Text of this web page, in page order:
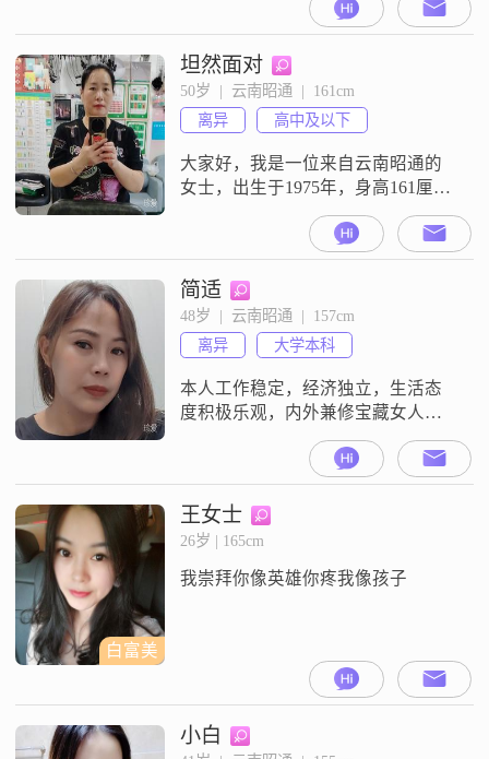
收入在3001到5000元之间。虽然我
的学历是中专，但我一直保持着学
习的热情，不断提升自己。在生活
中，我性格乐观积极，善解人意，
总是能够理解和关心他人的感受。
我独立自信，真诚可靠，对待朋友
和家人都非常真心。我喜欢精致的
生活方
坦然面对
50岁  |  云南昭通  |  161cm
离异
高中及以下
大家好，我是一位来自云南昭通的
女士，出生于1975年，身高161厘米
##3002##我的收入在3000元以下，
目前从事一份稳定的工作##3002##
虽然我的学历是高中及以下，但我
一直保持着学习的热情，努力提升
自己的能力##3002##我性格温柔体
贴，善解人意，总是愿意倾听他人
的心声##3002##我开朗爱笑，随和
易相处
简适
48岁  |  云南昭通  |  157cm
离异
大学本科
本人工作稳定，经济独立，生活态
度积极乐观，内外兼修宝藏女人一
枚。希望认识身体健康，喜爱运
动，生活态度积极乐观，适度讲
究，温暖会能供情绪价值的男士为
伴。身体健康是好生活的前提；喜
爱运动是生活态度；积极乐观能够
充满乐趣；适当的讲究生活是生活
白富美
王女士
26岁 | 165cm
我崇拜你像英雄你疼我像孩子
小白